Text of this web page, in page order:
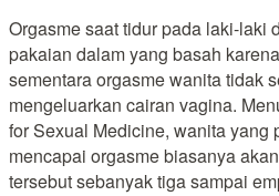
Orgasme saat tidur pada laki-laki
pakaian dalam yang basah
sementara orgasme wanita tidak
mengeluarkan cairan vagina.
for Sexual Medicine, wanita yang
mencapai orgasme biasanya
tersebut sebanyak tiga sampai